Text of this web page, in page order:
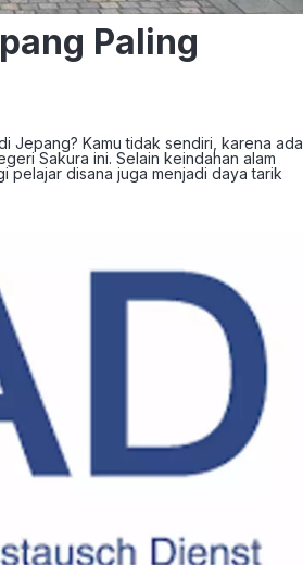
Paling
Jepang? Kamu tidak sendiri, karena ada
Sakura ini. Selain keindahan alam
pelajar disana juga menjadi daya tarik